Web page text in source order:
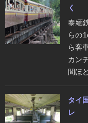
く
泰緬
らの
ら客
カン
間ほ
タイ
レ